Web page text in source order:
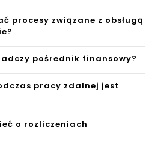
procesy związane z obsługą
pośrednik finansowy?
pracy zdalnej jest
o rozliczeniach